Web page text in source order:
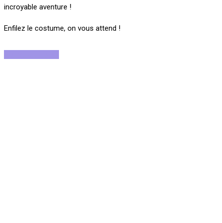
incroyable aventure !
Enfilez le costume, on vous attend !